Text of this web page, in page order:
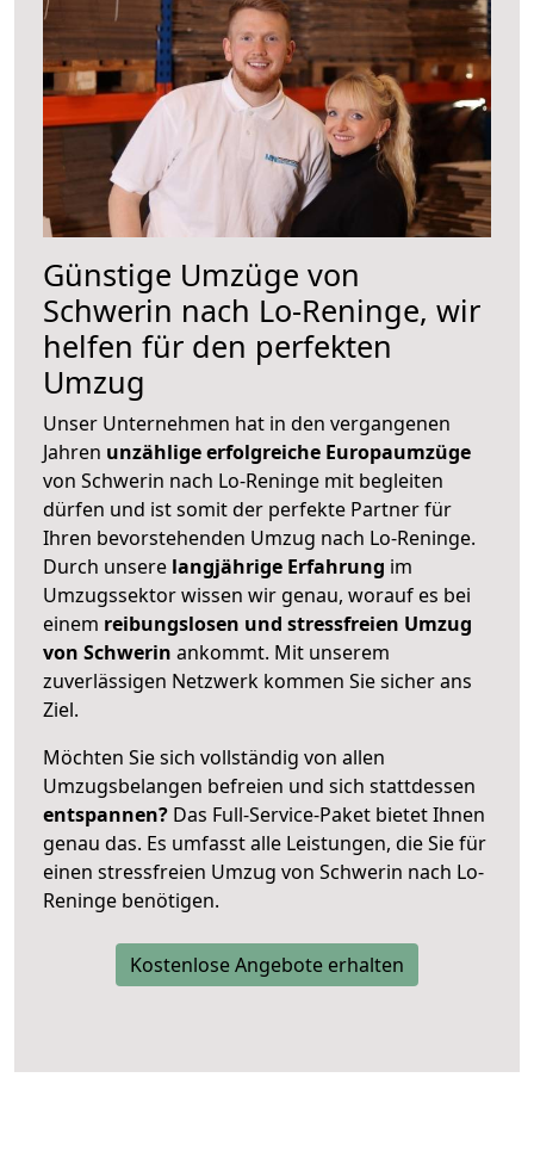
Günstige Umzüge von
Schwerin nach Lo-Reninge, wir
helfen für den perfekten
Umzug
Unser Unternehmen hat in den vergangenen
Jahren unzählige erfolgreiche Europaumzüge
von Schwerin nach Lo-Reninge mit begleiten
dürfen und ist somit der perfekte Partner für
Ihren bevorstehenden Umzug nach Lo-Reninge.
Durch unsere langjährige Erfahrung im
Umzugssektor wissen wir genau, worauf es bei
einem reibungslosen und stressfreien Umzug
von Schwerin ankommt. Mit unserem
zuverlässigen Netzwerk kommen Sie sicher ans
Ziel.
Möchten Sie sich vollständig von allen
Umzugsbelangen befreien und sich stattdessen
entspannen? Das Full-Service-Paket bietet Ihnen
genau das. Es umfasst alle Leistungen, die Sie für
einen stressfreien Umzug von Schwerin nach Lo-
Reninge benötigen.
Kostenlose Angebote erhalten